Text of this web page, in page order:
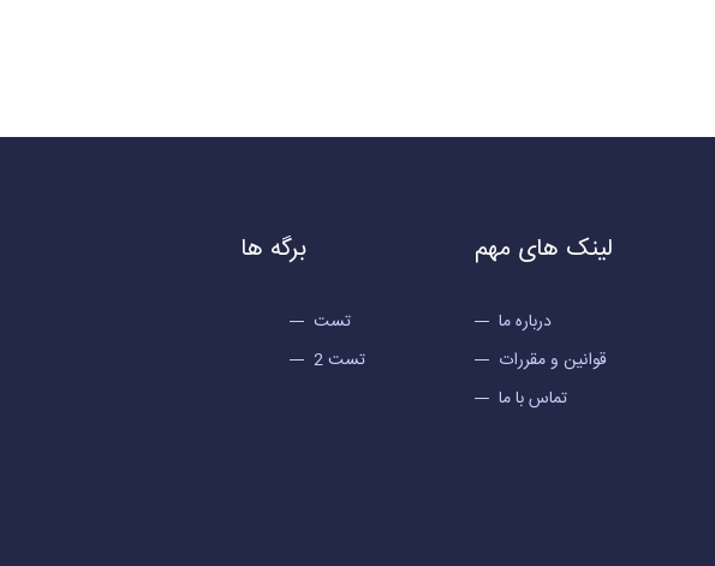
لینک های مهم
درباره ما
قوانین و مقررات
تماس با ما
برگه ها
تست
تست 2